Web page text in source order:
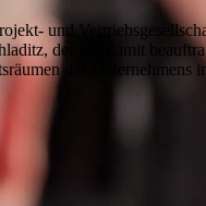
und
der uns damit
des